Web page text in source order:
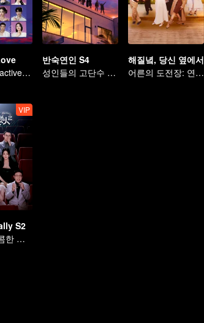
Twenty attractive men and women fall in love on a desert island
반숙연인 S4
성인들의 고단수 밀당
해질녘, 당신 옆에서
어른의 도전장: 연애 예능에 떨어진 그들
VIP
S2
2월 7일 달콤한 귀환